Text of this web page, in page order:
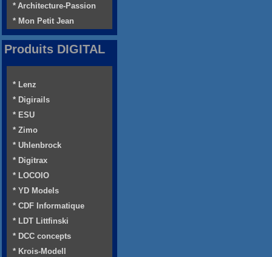
* Architecture-Passion
* Mon Petit Jean
Produits DIGITAL
* Lenz
* Digirails
* ESU
* Zimo
* Uhlenbrock
* Digitrax
* LOCOIO
* YD Models
* CDF Informatique
* LDT Littfinski
* DCC concepts
* Krois-Modell